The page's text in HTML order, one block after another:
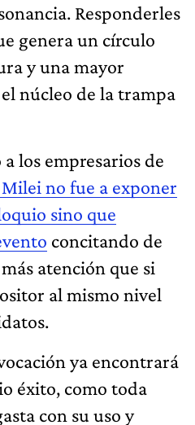
Responderles
genera un círculo
y una mayor
núcleo de la trampa
los empresarios de
no fue a exponer
sino que
concitando de
atención que si
al mismo nivel
ya encontrará
éxito, como toda
con su uso y